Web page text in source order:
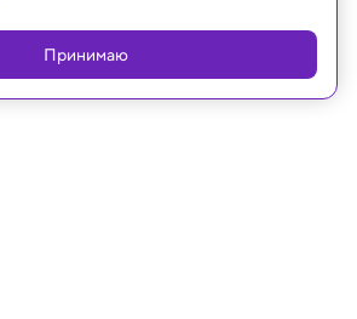
Реклама
Принимаю